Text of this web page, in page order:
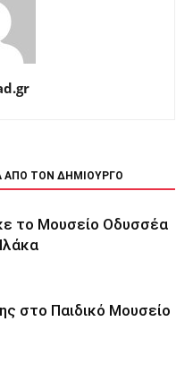
ΑΠΟ ΤΟΝ ΔΗΜΙΟΥΡΓΟ
το Μουσείο Οδυσσέα
στο Παιδικό Μουσείο